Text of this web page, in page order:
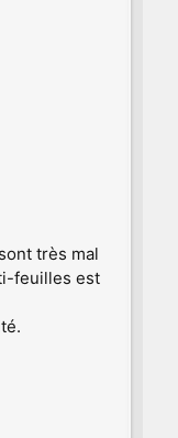
très mal
feuilles est